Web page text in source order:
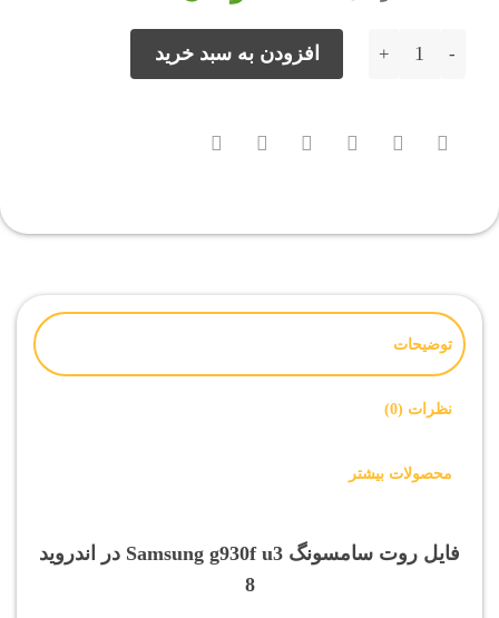
15,000 تومان
بود.
افزودن به سبد خرید
توضیحات
نظرات (0)
محصولات بیشتر
فایل روت سامسونگ Samsung g930f
u3 در اندروید
8